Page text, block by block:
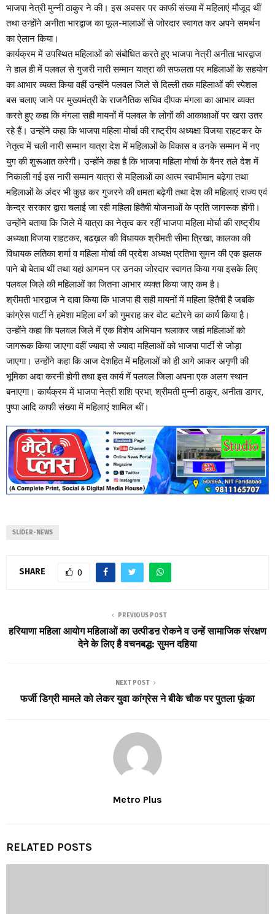
भाजपा नेत्री मुन्नी ठाकुर ने की। इस अवसर पर काफी संख्या में महिलाएं मौजूद थीं
तथा उन्होंने अनीता भारद्वाज का फूल-मालाओं से जोरदार स्वागत कर अपने समर्थन
का ऐलान किया।
कार्यक्रम में उपस्थित महिलाओं को संबोधित करते हुए भाजपा नेत्री अनीता भारद्वाज
ने हाल ही में पलवल से गुजरी नारी सम्मान यात्रा की सफलता पर महिलाओं के सहयोग
का आभार व्यक्त किया वहीं उन्होंने पलवल जिले से दिल्ली तक महिलाओं की स्पेशल
बस चलाए जाने पर मुख्यमंत्री के राजनैतिक सचिव दीपक मंगला का आभार व्यक्त
करते हुए कहा कि मंगला सही मायनों में पलवल के लोगों की आकाक्षाओं पर खरा उतर
रहे हैं। उन्होंने कहा कि भाजपा महिला मोर्चा की राष्ट्रीय अध्यक्षा विजया राहटकर के
नेतृत्व में चली नारी सम्मान यात्रा देश में महिलाओं के विकास व उनके सम्मान में नए
युग की शुरूआत करेगी। उन्होंने कहा है कि भाजपा महिला मोर्चा के बैनर तले देश में
निकाली गई इस नारी सम्मान यात्रा से महिलाओं का आत्म स्वाभीमान बढ़ेगा तथा
महिलाओं के अंदर भी कुछ कर गुजरने की क्षमता बढ़ेगी तथा देश की महिलाएं राज्य एवं
केन्द्र सरकार द्वारा चलाई जा रही महिला हितैषी योजनाओं के प्रति जागरूक होंगी।
उन्होंने बताया कि जिले में यात्रा का नेतृत्व कर रहीं भाजपा महिला मोर्चा की राष्ट्रीय
अध्यक्षा विजया राहटकर, बढख़ल की विधायक श्रीमती सीमा त्रिखा, कालका की
विधायक लतिका शर्मा व महिला मोर्चा की प्रदेश अध्यक्ष प्रतिभा सुमन की एक झलक
पाने बो बेताब थीं तथा यहां आगमन पर उनका जोरदार स्वागत किया गया इसके लिए
पलवल जिले की महिलाओं का जितना आभार व्यक्त किया जाए कम है।
श्रीमती भारद्वाज ने दावा किया कि भाजपा ही सही मायनों में महिला हितैषी है जबकि
कांग्रेस पार्टी ने हमेशा महिला वर्ग को गुमराह कर वोट बटोरने का कार्य किया है।
उन्होंने कहा कि पलवल जिले में एक विशेष अभियान चलाकर जहां महिलाओं को
जागरूक किया जाएगा वहीं ज्यादा से ज्यादा महिलाओं को भाजपा पार्टी से जोड़ा
जाएगा। उन्होंने कहा कि आज देशहित में महिलाओं को ही आगे आकर अगृणी की
भूमिका अदा करनी होगी तथा इस कार्य में पलवल जिला अपना एक अलग स्थान
बनाएगा। कार्यक्रम में भाजपा नेत्री शशि प्रभा, श्रीमती मुन्नी ठाकुर, अनीता डागर,
पुष्पा आदि काफी संख्या में महिलाएं शामिल थीं।
SLIDER-NEWS
SHARE 0
PREVIOUS POST
हरियाणा महिला आयोग महिलाओं का उत्पीडऩ रोकने व उन्हें सामाजिक संरक्षण
देने के लिए है वचनबद्ध: सुमन दहिया
NEXT POST
फर्जी डिग्री मामले को लेकर युवा कांग्रेस ने बीके चौक पर पुतला फूंका
Metro Plus
RELATED POSTS